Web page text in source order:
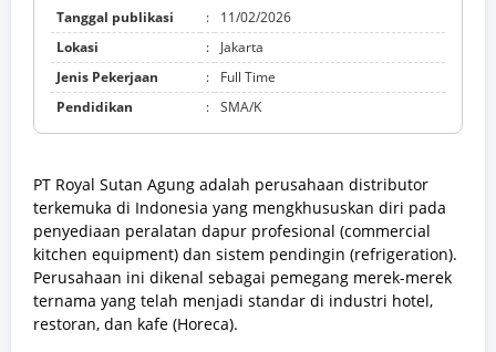
Tanggal publikasi :
11/02/2026
Lokasi
:
Jakarta
Jenis Pekerjaan
:
Full Time
Pendidikan
: SMA/K
PT Royal Sutan Agung adalah perusahaan distributor
terkemuka di Indonesia yang mengkhususkan diri pada
penyediaan peralatan dapur profesional (commercial
kitchen equipment) dan sistem pendingin (refrigeration).
Perusahaan ini dikenal sebagai pemegang merek-merek
ternama yang telah menjadi standar di industri hotel,
restoran, dan kafe (Horeca).